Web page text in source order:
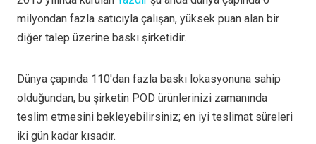
milyondan fazla satıcıyla çalışan, yüksek puan alan bir
diğer talep üzerine baskı şirketidir.
Dünya çapında 110'dan fazla baskı lokasyonuna sahip
olduğundan, bu şirketin POD ürünlerinizi zamanında
teslim etmesini bekleyebilirsiniz; en iyi teslimat süreleri
iki gün kadar kısadır.